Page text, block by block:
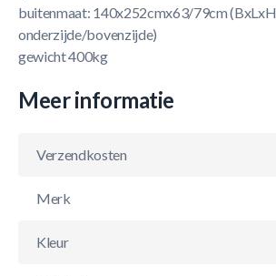
buitenmaat: 140x252cmx63/79cm (BxLxH
onderzijde/bovenzijde)
gewicht 400kg
Meer informatie
Verzendkosten
Merk
Kleur